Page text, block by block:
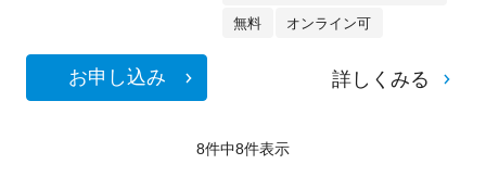
無料 オンライン可
お申し込み 詳しくみる
8件中8件表示